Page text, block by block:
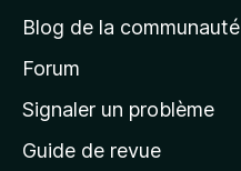
d
a
c
Blog de la communauté
Forum
Signaler un problème
Guide de revue